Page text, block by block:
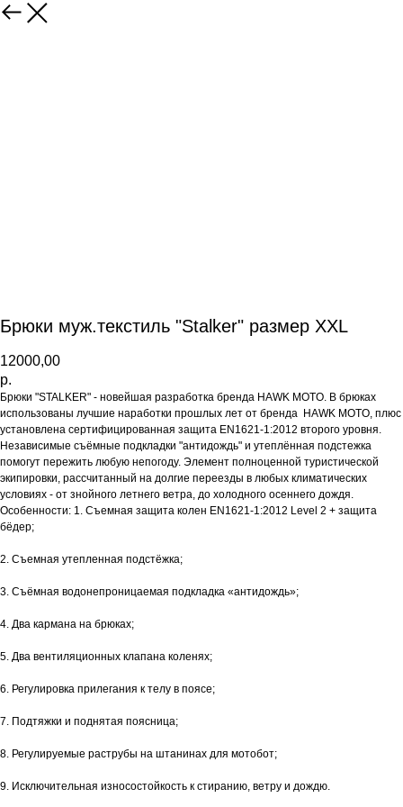
Брюки муж.текстиль "Stalker" размер ХХL
12000,00
р.
Брюки "STALKER" - новейшая разработка бренда HAWK MOTO. В брюках
использованы лучшие наработки прошлых лет от бренда HAWK MOTO, плюс
установлена сертифицированная защита EN1621-1:2012 второго уровня.
Независимые съёмные подкладки "антидождь" и утеплённая подстежка
помогут пережить любую непогоду. Элемент полноценной туристической
экипировки, рассчитанный на долгие переезды в любых климатических
условиях - от знойного летнего ветра, до холодного осеннего дождя.
Особенности: 1. Съемная защита колен EN1621-1:2012 Level 2 + защита
бёдер;
2. Съемная утепленная подстёжка;
3. Съёмная водонепроницаемая подкладка «антидождь»;
4. Два кармана на брюках;
5. Два вентиляционных клапана коленях;
6. Регулировка прилегания к телу в поясе;
7. Подтяжки и поднятая поясница;
8. Регулируемые раструбы на штанинах для мотобот;
9. Исключительная износостойкость к стиранию, ветру и дождю.